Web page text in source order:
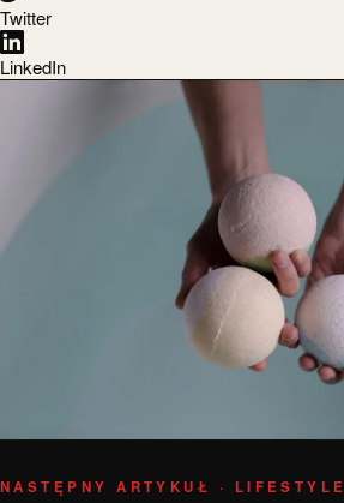
Twitter
LinkedIn
NASTĘPNY ARTYKUŁ · LIFESTYLE